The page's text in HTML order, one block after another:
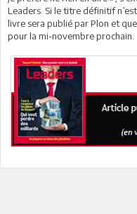
Leaders. Si le titre définitif
livre sera publié par Plon et
pour la mi-novembre prochain.